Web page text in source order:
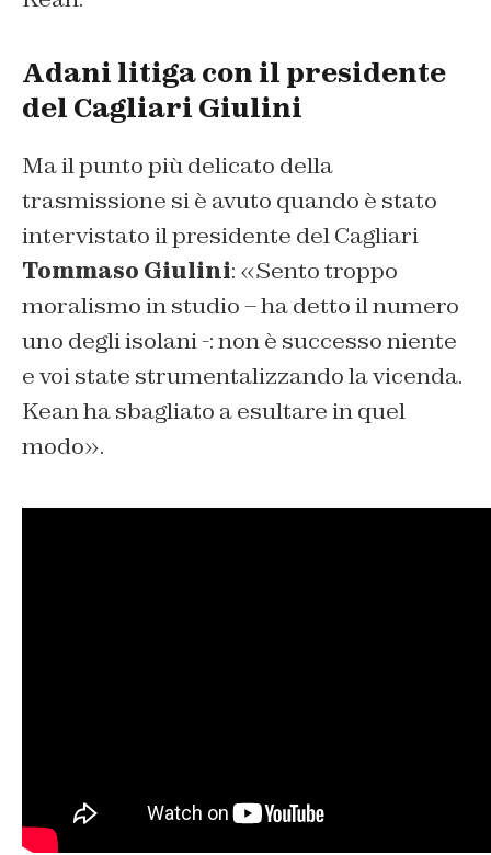
Adani litiga con il presidente
del Cagliari Giulini
Ma il punto più delicato della
trasmissione si è avuto quando è stato
intervistato il presidente del Cagliari
Tommaso Giulini: «Sento troppo
moralismo in studio – ha detto il numero
uno degli isolani -: non è successo niente
e voi state strumentalizzando la vicenda.
Kean ha sbagliato a esultare in quel
modo».